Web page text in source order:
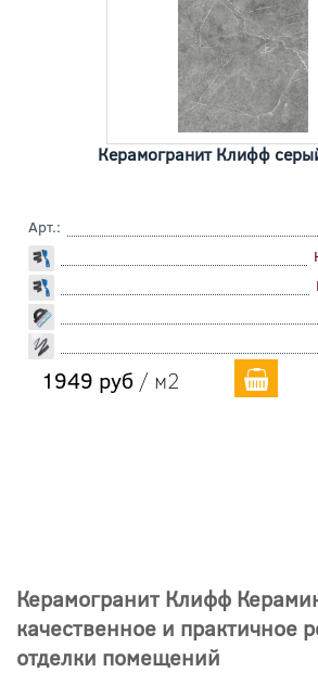
Керамогранит Клифф
Арт.:
1949 руб / м2
Керамогранит Клифф
качественное и практичное
отделки помещений